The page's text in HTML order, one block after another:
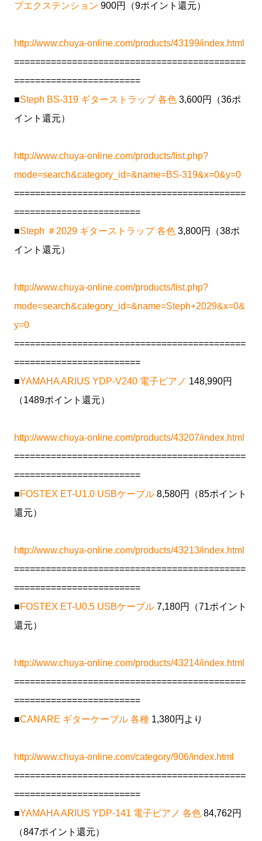
プエクステンション 900円（9ポイント還元）
http://www.chuya-online.com/products/43199/index.html
============================================
========================
■Steph BS-319 ギターストラップ 各色 3,600円（36ポ
イント還元）
http://www.chuya-online.com/products/list.php?
mode=search&category_id=&name=BS-319&x=0&y=0
============================================
========================
■Steph ＃2029 ギターストラップ 各色 3,800円（38ポ
イント還元）
http://www.chuya-online.com/products/list.php?
mode=search&category_id=&name=Steph+2029&x=0&
y=0
============================================
========================
■YAMAHA ARIUS YDP-V240 電子ピアノ 148,990円
（1489ポイント還元）
http://www.chuya-online.com/products/43207/index.html
============================================
========================
■FOSTEX ET-U1.0 USBケーブル 8,580円（85ポイント
還元）
http://www.chuya-online.com/products/43213/index.html
============================================
========================
■FOSTEX ET-U0.5 USBケーブル 7,180円（71ポイント
還元）
http://www.chuya-online.com/products/43214/index.html
============================================
========================
■CANARE ギターケーブル 各種 1,380円より
http://www.chuya-online.com/category/906/index.html
============================================
========================
■YAMAHA ARIUS YDP-141 電子ピアノ 各色 84,762円
（847ポイント還元）